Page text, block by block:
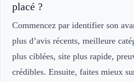
placé ?
Commencez par identifier son
plus d’avis récents, meilleure
plus ciblées, site plus rapide,
crédibles. Ensuite, faites mieux